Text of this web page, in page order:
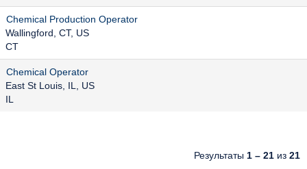
Chemical Production Operator
Wallingford, CT, US
CT
Chemical Operator
East St Louis, IL, US
IL
Результаты 1 – 21 из 21